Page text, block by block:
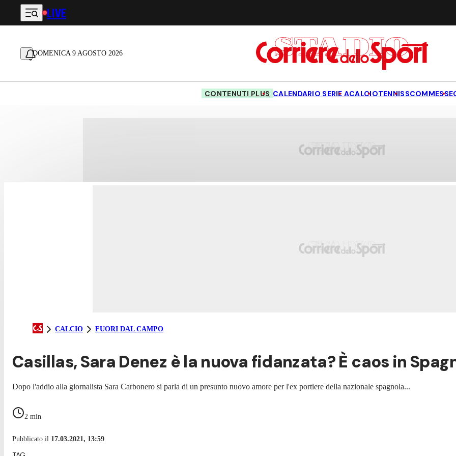
Vai al contenuto principale
LIVE
DOMENICA 9 AGOSTO 2026
CONTENUTI PLUS CALENDARIO SERIE ACALCIOTENNISSCOMMESSE
CALCIO FUORI DAL CAMPO
Casillas, Sara Denez è la nuova fidanzata? È caos in
Dopo l'addio alla giornalista Sara Carbonero si parla di un presunto nuovo amore per l'ex portiere della nazionale spagnola...
2 min
Pubblicato il 17.03.2021, 13:59